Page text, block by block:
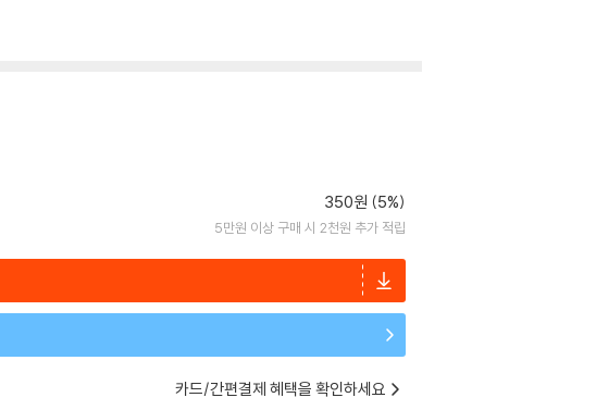
350원 (5%)
5만원 이상 구매 시 2천원 추가 적립
카드/간편결제 혜택을 확인하세요